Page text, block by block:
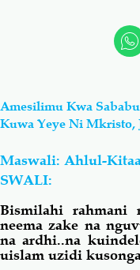
Aqiydah
Shirki & Kufru
Salaf Wa Ummah
Fiqh-Ibaadah
Amesilimu Kwa
Kuwa Yeye Ni Mkristo,
Maswali: Ahlul-
SWALI:
Bismilahi rahmani
neema zake na
na ardhi..na
uislam uzidi